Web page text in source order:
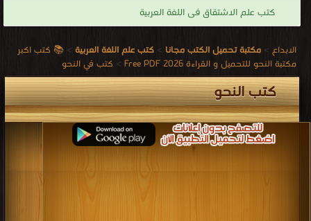
كتب علم الاشتقاق فى اللغة العربية
الابداع > مكتبة تحميل الكتب مجانا > كتب علم اللغة العربية > 📚 كتب اكبر
مكتبة النحو للتحميل و القراءة 2026 Free PDF
> كتب في النحو
كتب النحو